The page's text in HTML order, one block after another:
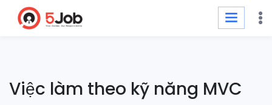
Việc làm theo kỹ năng MVC